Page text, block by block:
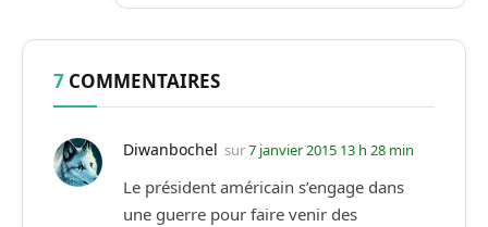
7 COMMENTAIRES
Diwanbochel sur7 janvier 2015 13 h 28 min
Le président américain s’engage dans
une guerre pour faire venir des